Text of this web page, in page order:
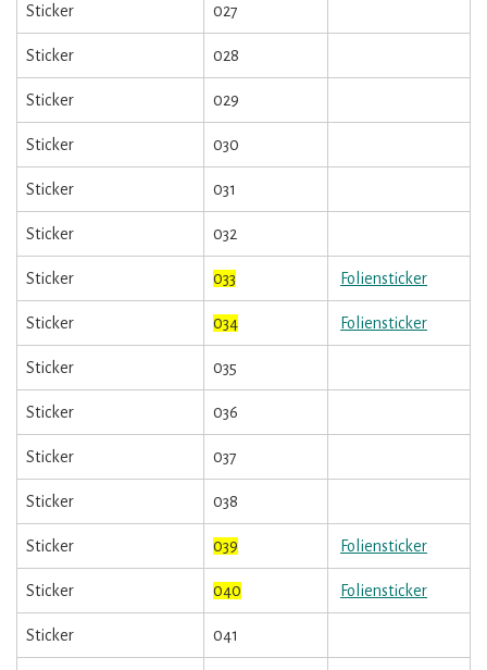
Sticker 027
Sticker 028
Sticker 029
Sticker 030
Sticker 031
Sticker 032
Sticker 033 Foliensticker
Sticker 034 Foliensticker
Sticker 035
Sticker 036
Sticker 037
Sticker 038
Sticker 039 Foliensticker
Sticker 040 Foliensticker
Sticker 041